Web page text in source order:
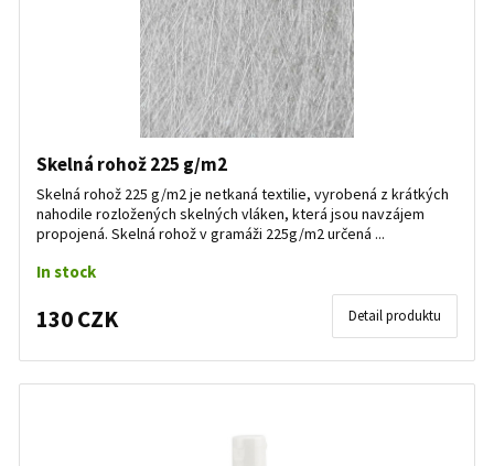
Skelná rohož 225 g/m2
Skelná rohož 225 g/m2 je netkaná textilie, vyrobená z krátkých
nahodile rozložených skelných vláken, která jsou navzájem
propojená. Skelná rohož v gramáži 225g/m2 určená ...
In stock
130 CZK Detail produktu